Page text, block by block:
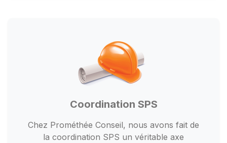
Coordination SPS
Chez Prométhée Conseil, nous avons fait de
la coordination SPS un véritable axe